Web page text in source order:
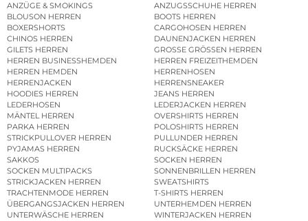
ANZÜGE & SMOKINGS
ANZUGSSCHUHE HERREN
BLOUSON HERREN
BOOTS HERREN
BOXERSHORTS
CARGOHOSEN HERREN
CHINOS HERREN
DAUNENJACKEN HERREN
GILETS HERREN
GROSSE GRÖSSEN HERREN
HERREN BUSINESSHEMDEN
HERREN FREIZEITHEMDEN
HERREN HEMDEN
HERRENHOSEN
HERRENJACKEN
HERRENSNEAKER
HOODIES HERREN
JEANS HERREN
LEDERHOSEN
LEDERJACKEN HERREN
MÄNTEL HERREN
OVERSHIRTS HERREN
PARKA HERREN
POLOSHIRTS HERREN
STRICKPULLOVER HERREN
PULLUNDER HERREN
PYJAMAS HERREN
RUCKSÄCKE HERREN
SAKKOS
SOCKEN HERREN
SOCKEN MULTIPACKS
SONNENBRILLEN HERREN
STRICKJACKEN HERREN
SWEATSHIRTS
TRACHTENMODE HERREN
T-SHIRTS HERREN
ÜBERGANGSJACKEN HERREN
UNTERHEMDEN HERREN
UNTERWÄSCHE HERREN
WINTERJACKEN HERREN